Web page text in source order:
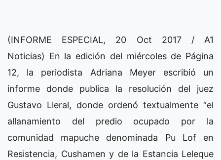
(INFORME ESPECIAL, 20 Oct 2017 / A1
Noticias) En la edición del miércoles de Página
12, la periodista Adriana Meyer escribió un
informe donde publica la resolución del juez
Gustavo Lleral, donde ordenó textualmente “el
allanamiento del predio ocupado por la
comunidad mapuche denominada Pu Lof en
Resistencia, Cushamen y de la Estancia Leleque